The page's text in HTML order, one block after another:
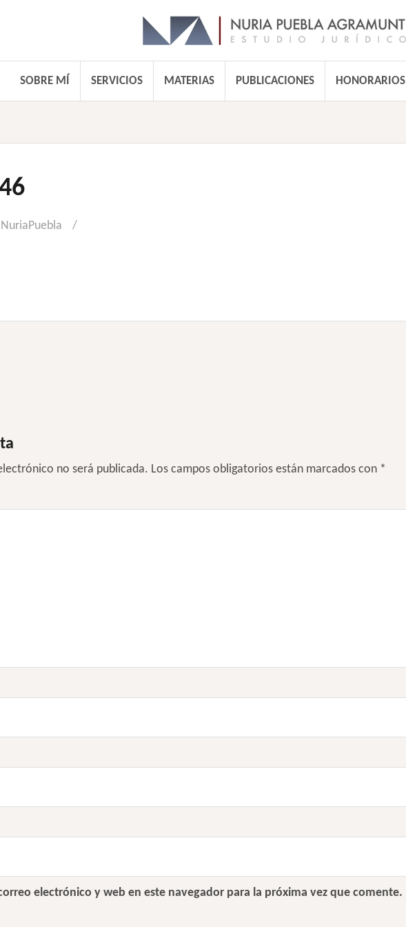
SOBRE MÍ SERVICIOS MATERIAS PUBLICACIONES HONORARIOS
NuriaPuebla
no será publicada. Los campos obligatorios están marcados con *
electrónico y web en este navegador para la próxima vez que comente.